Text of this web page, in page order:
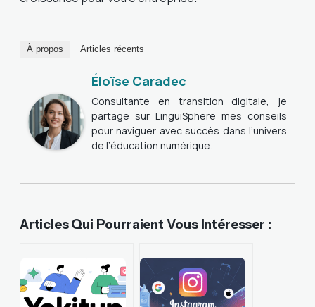
À propos Articles récents
Éloïse Caradec
Consultante en transition digitale, je
partage sur LinguiSphere mes conseils
pour naviguer avec succès dans l’univers
de l’éducation numérique.
Articles Qui Pourraient Vous Intéresser :